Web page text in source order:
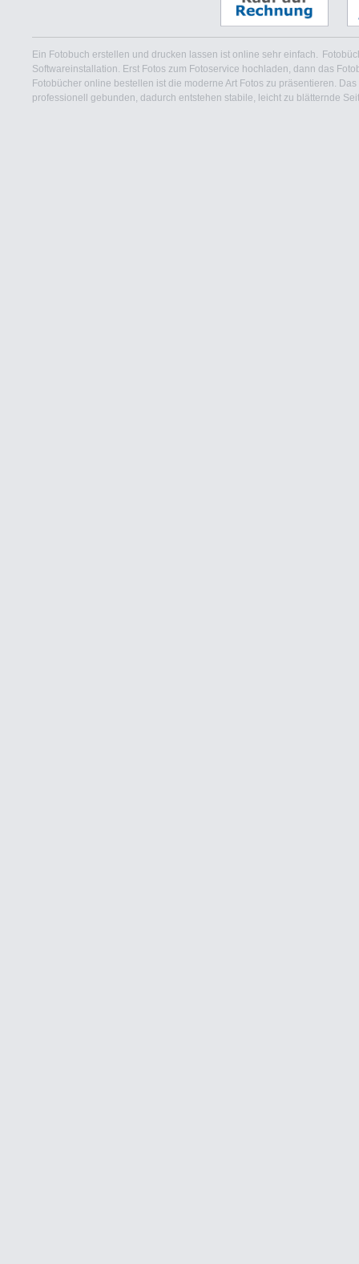
Ein Fotobuch erstellen und drucken lassen ist online sehr einfach.
Softwareinstallation. Erst Fotos zum Fotoservice hochladen, dann das
Fotobücher online bestellen ist die moderne Art Fotos zu präsentieren.
professionell gebunden, dadurch entstehen stabile, leicht zu blätternde